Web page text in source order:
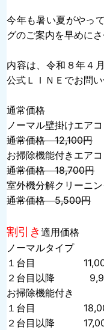
今年も暑い夏がやっ
グのご案内を早めにさ
内容は、令和８年４
公式ＬＩＮＥでお問
通常価格
ノーマル壁掛けエア
通常価格 12,100円
お掃除機能付きエア
通常価格 18,700円
室外機分解クリーニ
通常価格 5,500円
割引き適用価格
ノーマルタイプ
１台目
２台目以降
お掃除機能付き
１台目
２台目以降